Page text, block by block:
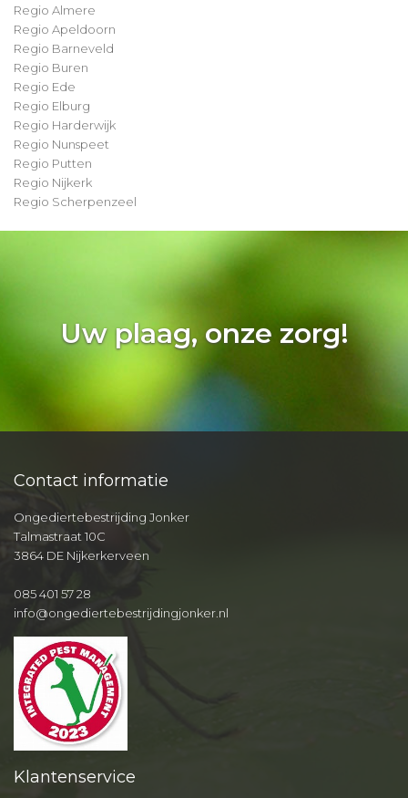
Regio Almere
Regio Apeldoorn
Regio Barneveld
Regio Buren
Regio Ede
Regio Elburg
Regio Harderwijk
Regio Nunspeet
Regio Putten
Regio Nijkerk
Regio Scherpenzeel
Uw plaag, onze zorg!
Contact informatie
Ongediertebestrijding Jonker
Talmastraat 10C
3864 DE Nijkerkerveen
085 401 57 28
info@ongediertebestrijdingjonker.nl
Klantenservice